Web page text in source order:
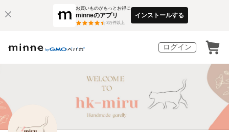
お買いものがもっとお得に
minneのアプリ
3万件以上
インストールする
ログイン